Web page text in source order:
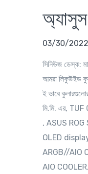
অ্যাসুস
03/30/2022
সিনিউজ ডেস্ক:
আমরা লিকুউইড
ই ভাবে
মি.মি. এর,
, ASUS
OLED display
ARGB//AIO
AIO